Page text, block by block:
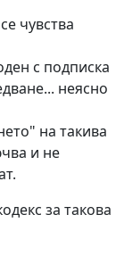
чувства
с подписка
неясно
на такива
и не
за такова